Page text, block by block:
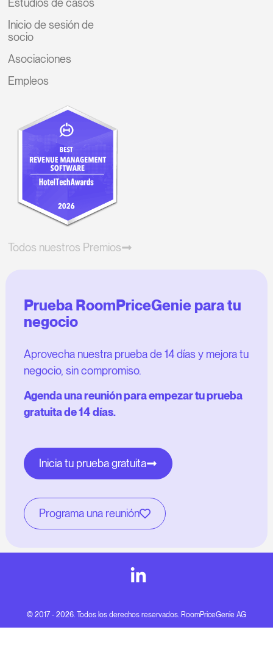
Estudios de casos
Inicio de sesión de
socio
Asociaciones
Empleos
Todos nuestros Premios
Prueba RoomPriceGenie para tu
negocio
Aprovecha nuestra prueba de 14 días y mejora tu
negocio, sin compromiso.
Agenda una reunión para empezar tu prueba
gratuita de 14 días.
Inicia tu prueba gratuita
Programa una reunión
© 2017 - 2026. Todos los derechos reservados. RoomPriceGenie AG